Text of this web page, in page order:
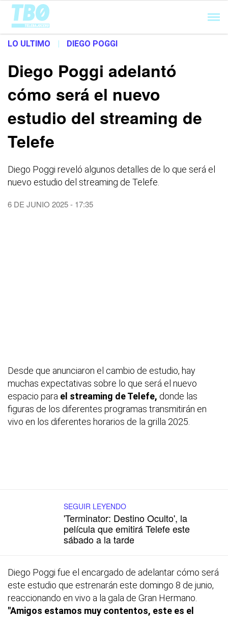
Cargando...
LO ULTIMO | DIEGO POGGI
Diego Poggi adelantó
cómo será el nuevo
estudio del streaming de
Telefe
Diego Poggi reveló algunos detalles de lo que será el
nuevo estudio del streaming de Telefe.
6 DE JUNIO 2025 - 17:35
Desde que anunciaron el cambio de estudio, hay
muchas expectativas sobre lo que será el nuevo
espacio para el streaming de Telefe, donde las
figuras de los diferentes programas transmitirán en
vivo en los diferentes horarios de la grilla 2025.
SEGUIR LEYENDO
'Terminator: Destino Oculto', la
película que emitirá Telefe este
sábado a la tarde
Diego Poggi fue el encargado de adelantar cómo será
este estudio que estrenarán este domingo 8 de junio,
reaccionando en vivo a la gala de Gran Hermano.
"Amigos estamos muy contentos, este es el